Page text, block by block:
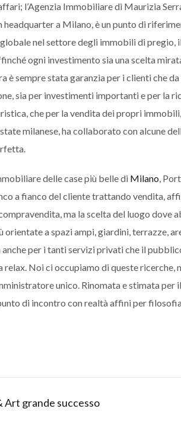
l’Agenzia Immobiliare di Maurizia
headquarter a Milano, è un punto di
nel settore degli immobili di
ogni investimento sia una scelta
è sempre stata garanzia per i clienti che
sia per investimenti importanti e per la
che per la vendita dei propri
milanese, ha collaborato con alcune
delle case più belle di Milano,
a fianco del cliente trattando vendita,
ma la scelta del luogo dove
orientate a spazi ampi, giardini, terrazze,
anche per i tanti servizi privati che il
relax. Noi ci occupiamo di queste
unico. Rinomata e stimata
di incontro con realtà affini per
Art grande successo